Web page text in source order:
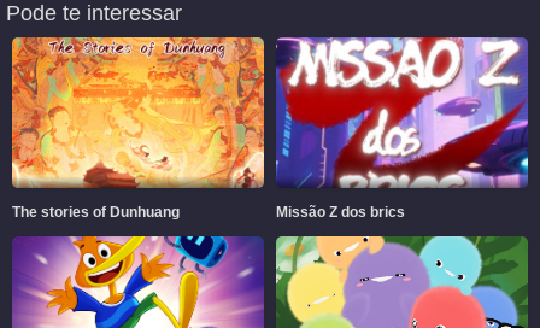
Pode te interessar
The stories of Dunhuang Missão Z dos brics